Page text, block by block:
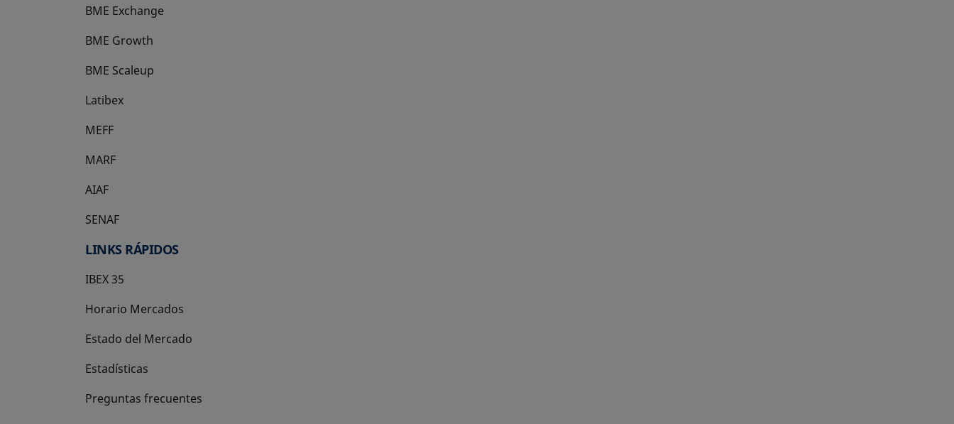
BME Exchange
BME Growth
se abre en una pestaña nueva
BME Scaleup
se abre en una pestaña nueva
Latibex
se abre en una pestaña nueva
MEFF
se abre en una pestaña nueva
MARF
AIAF
SENAF
LINKS RÁPIDOS
IBEX 35
Horario Mercados
Estado del Mercado
Estadísticas
Preguntas frecuentes